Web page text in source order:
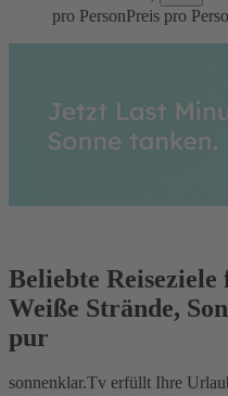
pro PersonPreis pro
Beliebte
Weiße Strände,
pur
sonnenklar.Tv erfüllt Ihre